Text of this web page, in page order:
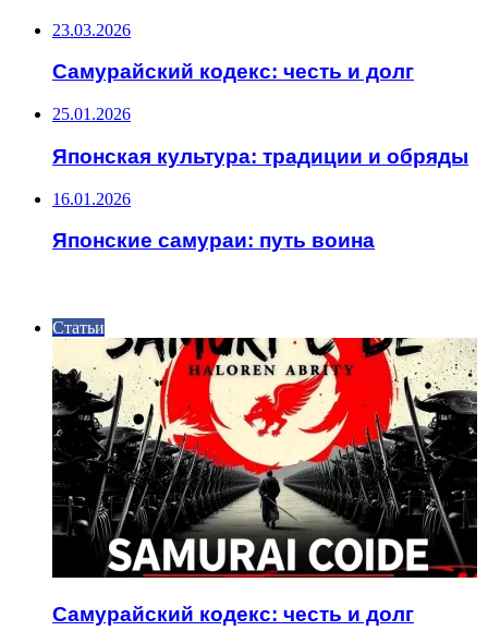
23.03.2026
Самурайский кодекс: честь и долг
25.01.2026
Японская культура: традиции и обряды
16.01.2026
Японские самураи: путь воина
Статьи
Самурайский кодекс: честь и долг